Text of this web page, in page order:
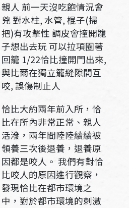
親人 前一天沒吃飽情況會
兇 對水柱, 水管, 棍子(掃
把)有攻擊性 調皮會撞開籠
子想出去玩 可以拉項圈著
回籠 1/22恰比撞開門出來,
與比爾在獨立籠縫隙間互
咬, 誤傷制止人
恰比大約兩年前入所，恰
比在所內非常正常、親人
活潑，兩年間陸陸續續被
領養三次後退養，退養原
因都是咬人。 我們有對恰
比咬人的原因進行觀察，
發現恰比在都市環境之
中，對於都市環境的刺激